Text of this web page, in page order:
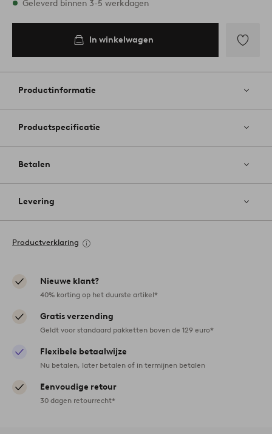
Op voorraad
Geleverd binnen 3-5 werkdagen
In winkelwagen
aan
Productinformatie
Productspecificatie
Betalen
Levering
Productverklaring
Nieuwe klant?
40% korting op het duurste artikel*
Gratis verzending
Geldt voor standaard pakketten boven de 129 euro*
Flexibele betaalwijze
Nu betalen, later betalen of in termijnen betalen
Eenvoudige retour
30 dagen retourrecht*